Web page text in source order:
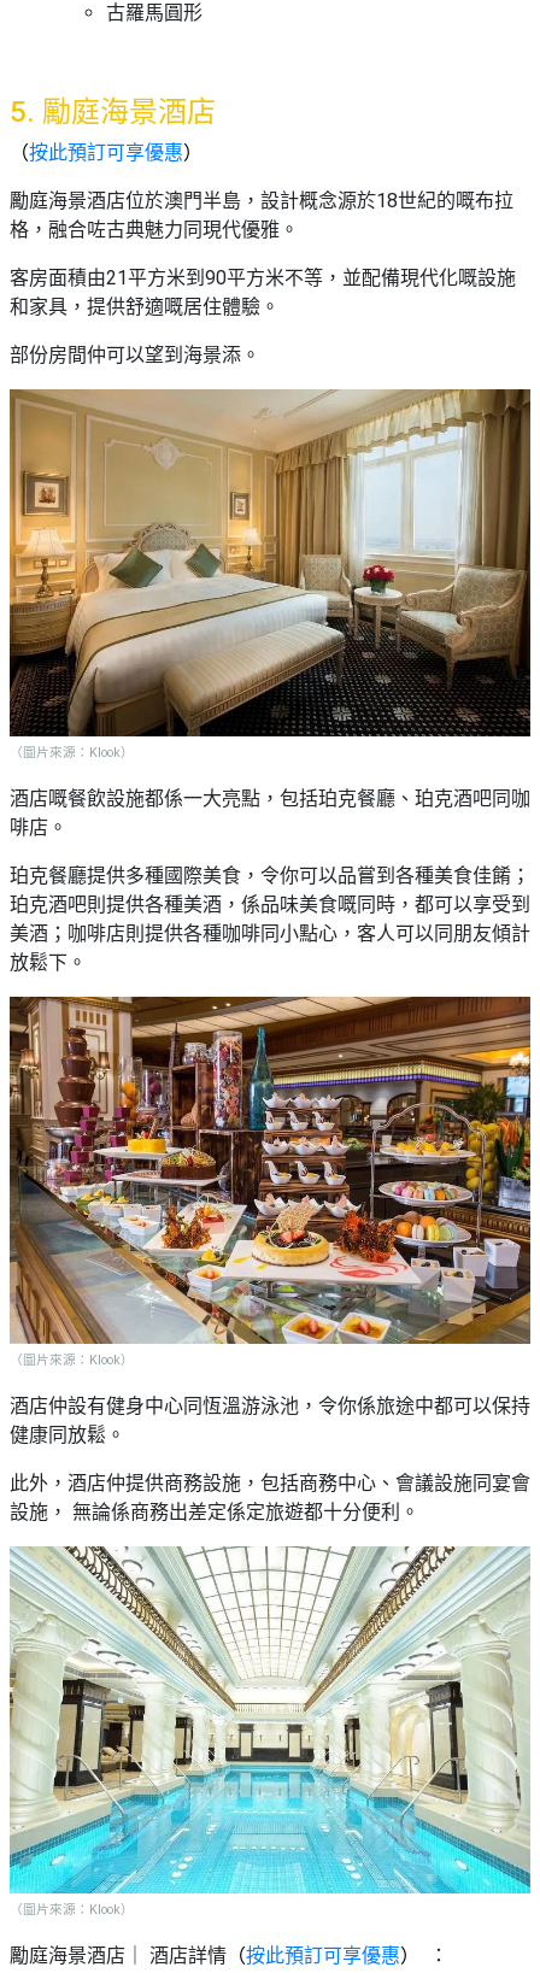
古羅馬圓形
5. 勵庭海景酒店
（按此預訂可享優惠）
勵庭海景酒店位於澳門半島，設計概念源於18世紀的嘅布拉
格，融合咗古典魅力同現代優雅。
客房面積由21平方米到90平方米不等，並配備現代化嘅設施
和家具，提供舒適嘅居住體驗。
部份房間仲可以望到海景添。
（圖片來源：Klook）
酒店嘅餐飲設施都係一大亮點，包括珀克餐廳、珀克酒吧同咖
啡店。
珀克餐廳提供多種國際美食，令你可以品嘗到各種美食佳餚；
珀克酒吧則提供各種美酒，係品味美食嘅同時，都可以享受到
美酒；咖啡店則提供各種咖啡同小點心，客人可以同朋友傾計
放鬆下。
（圖片來源：Klook）
酒店仲設有健身中心同恆溫游泳池，令你係旅途中都可以保持
健康同放鬆。
此外，酒店仲提供商務設施，包括商務中心、會議設施同宴會
設施， 無論係商務出差定係定旅遊都十分便利。
（圖片來源：Klook）
勵庭海景酒店｜ 酒店詳情 （按此預訂可享優惠） ：